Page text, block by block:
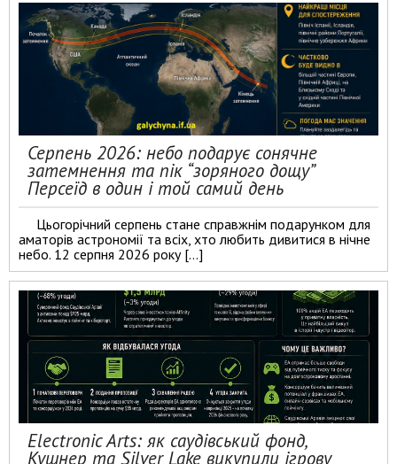
Серпень 2026: небо подарує сонячне
затемнення та пік “зоряного дощу”
Персеїд в один і той самий день
Цьогорічний серпень стане справжнім подарунком для
аматорів астрономії та всіх, хто любить дивитися в нічне
небо. 12 серпня 2026 року […]
Electronic Arts: як саудівський фонд,
Кушнер та Silver Lake викупили ігрову